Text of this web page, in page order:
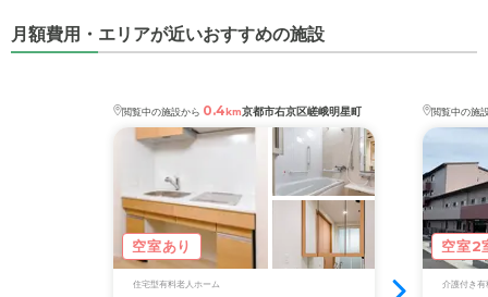
月額費用・エリアが近いおすすめの施設
閲覧中の施設から 0.4km京都市右京区嵯峨明星町
空室あり
住宅型有料老人ホーム
閲覧中の施
空室2
介護付き有